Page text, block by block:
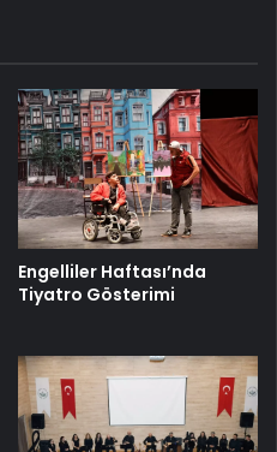
Engelliler Haftası’nda
Tiyatro Gösterimi